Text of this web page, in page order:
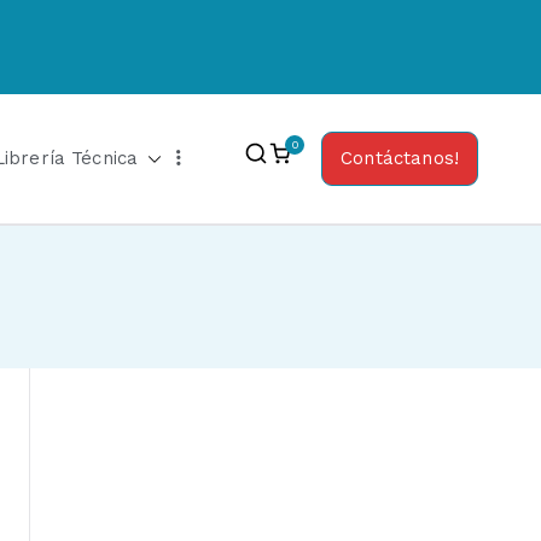
Técnica
0
Contáctanos!